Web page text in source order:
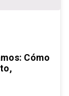
Cómo